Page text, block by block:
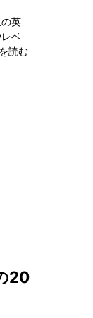
英
ベ
読む
20